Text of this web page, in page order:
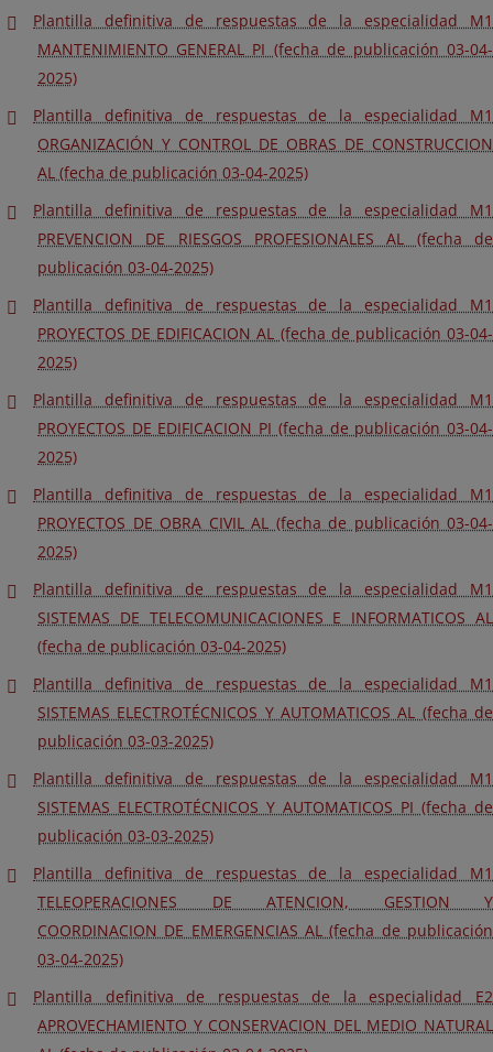
Plantilla definitiva de respuestas de la especialidad M1
MANTENIMIENTO GENERAL PI (fecha de publicación 03-04-
2025)
Plantilla definitiva de respuestas de la especialidad M1
ORGANIZACIÓN Y CONTROL DE OBRAS DE CONSTRUCCION
AL (fecha de publicación 03-04-2025)
Plantilla definitiva de respuestas de la especialidad M1
PREVENCION DE RIESGOS PROFESIONALES AL (fecha de
publicación 03-04-2025)
Plantilla definitiva de respuestas de la especialidad M1
PROYECTOS DE EDIFICACION AL (fecha de publicación 03-04-
2025)
Plantilla definitiva de respuestas de la especialidad M1
PROYECTOS DE EDIFICACION PI (fecha de publicación 03-04-
2025)
Plantilla definitiva de respuestas de la especialidad M1
PROYECTOS DE OBRA CIVIL AL (fecha de publicación 03-04-
2025)
Plantilla definitiva de respuestas de la especialidad M1
SISTEMAS DE TELECOMUNICACIONES E INFORMATICOS AL
(fecha de publicación 03-04-2025)
Plantilla definitiva de respuestas de la especialidad M1
SISTEMAS ELECTROTÉCNICOS Y AUTOMATICOS AL (fecha de
publicación 03-03-2025)
Plantilla definitiva de respuestas de la especialidad M1
SISTEMAS ELECTROTÉCNICOS Y AUTOMATICOS PI (fecha de
publicación 03-03-2025)
Plantilla definitiva de respuestas de la especialidad M1
TELEOPERACIONES DE ATENCION, GESTION Y
COORDINACION DE EMERGENCIAS AL (fecha de publicación
03-04-2025)
Plantilla definitiva de respuestas de la especialidad E2
APROVECHAMIENTO Y CONSERVACION DEL MEDIO NATURAL